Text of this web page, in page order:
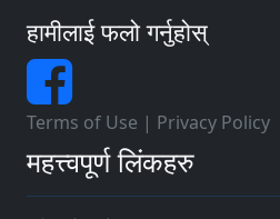
हामीलाई फलो गर्नुहोस्
Terms of Use | Privacy Policy
महत्त्वपूर्ण लिंकहरु